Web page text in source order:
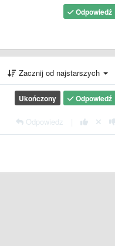
Odpowiedź
Zacznij od najstarszych
Odpowiedź
Ukończony
Odpowiedz